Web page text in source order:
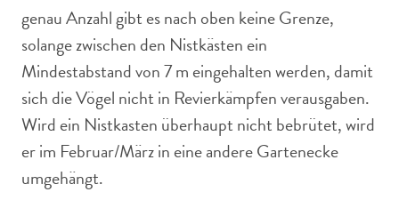
genau Anzahl gibt es nach oben keine Grenze,
solange zwischen den Nistkästen ein
Mindestabstand von 7 m eingehalten werden, damit
sich die Vögel nicht in Revierkämpfen verausgaben.
Wird ein Nistkasten überhaupt nicht bebrütet, wird
er im Februar/März in eine andere Gartenecke
umgehängt.